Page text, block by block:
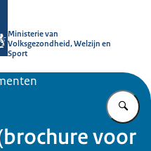
Ministerie van
Volksgezondheid, Welzijn en
Sport
voor